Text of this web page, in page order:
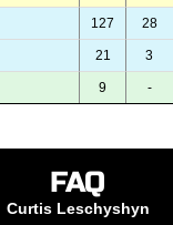
127 28
21 3
9 -
FAQ
Curtis Leschyshyn